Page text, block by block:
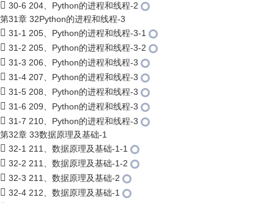
30-6 204、Python的进程和线程-2
第31章 32Python的进程和线程-3
31-1 205、Python的进程和线程-3-1
31-2 205、Python的进程和线程-3-2
31-3 206、Python的进程和线程-3
31-4 207、Python的进程和线程-3
31-5 208、Python的进程和线程-3
31-6 209、Python的进程和线程-3
31-7 210、Python的进程和线程-3
第32章 33数据原理及基础-1
32-1 211、数据原理及基础-1-1
32-2 211、数据原理及基础-1-2
32-3 211、数据原理及基础-2
32-4 212、数据原理及基础-1